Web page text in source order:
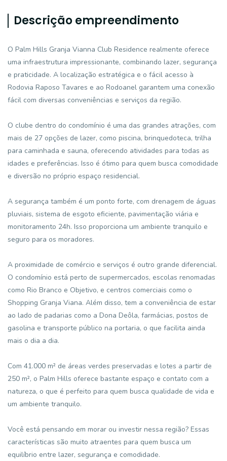
Descrição empreendimento
O Palm Hills Granja Vianna Club Residence realmente oferece
uma infraestrutura impressionante, combinando lazer, segurança
e praticidade. A localização estratégica e o fácil acesso à
Rodovia Raposo Tavares e ao Rodoanel garantem uma conexão
fácil com diversas conveniências e serviços da região.
O clube dentro do condomínio é uma das grandes atrações, com
mais de 27 opções de lazer, como piscina, brinquedoteca, trilha
para caminhada e sauna, oferecendo atividades para todas as
idades e preferências. Isso é ótimo para quem busca comodidade
e diversão no próprio espaço residencial.
A segurança também é um ponto forte, com drenagem de águas
pluviais, sistema de esgoto eficiente, pavimentação viária e
monitoramento 24h. Isso proporciona um ambiente tranquilo e
seguro para os moradores.
A proximidade de comércio e serviços é outro grande diferencial.
O condomínio está perto de supermercados, escolas renomadas
como Rio Branco e Objetivo, e centros comerciais como o
Shopping Granja Viana. Além disso, tem a conveniência de estar
ao lado de padarias como a Dona Deôla, farmácias, postos de
gasolina e transporte público na portaria, o que facilita ainda
mais o dia a dia.
Com 41.000 m² de áreas verdes preservadas e lotes a partir de
250 m², o Palm Hills oferece bastante espaço e contato com a
natureza, o que é perfeito para quem busca qualidade de vida e
um ambiente tranquilo.
Você está pensando em morar ou investir nessa região? Essas
características são muito atraentes para quem busca um
equilíbrio entre lazer, segurança e comodidade.